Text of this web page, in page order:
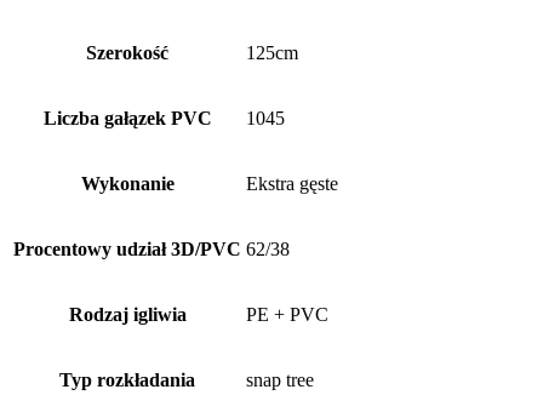
Szerokość 125cm
Liczba gałązek PVC 1045
Wykonanie Ekstra gęste
Procentowy udział 3D/PVC 62/38
Rodzaj igliwia PE + PVC
Typ rozkładania snap tree